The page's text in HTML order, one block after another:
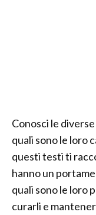
Conosci le
quali sono le loro
questi testi ti
hanno un
quali sono le loro
curarli e